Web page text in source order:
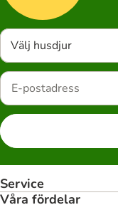
Välj husdjur
Service
Våra fördelar